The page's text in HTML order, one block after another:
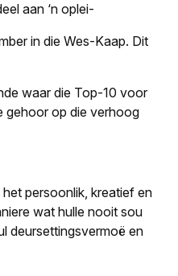
aan ‘n oplei-
in die Wes-Kaap. Dit
waar die Top-10 voor
gehoor op die verhoog
persoonlik, kreatief en
wat hulle nooit sou
deursettingsvermoë en